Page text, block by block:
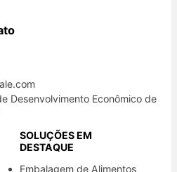
Desenvolvimento Econômico de
SOLUÇÕES EM
DESTAQUE
Embalagem de Alimentos